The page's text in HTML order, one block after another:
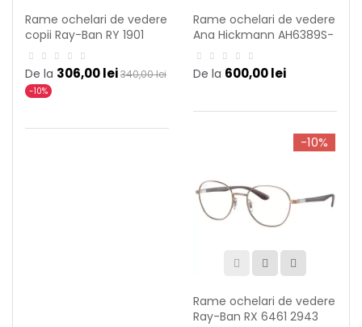
Rame ochelari de vedere
copii Ray-Ban RY 1901
3836
De la 306,00 lei340,00 lei
-10%
Rame ochelari de vedere
Ana Hickmann AH6389S-
T01
De la 600,00 lei
-10%
Rame ochelari de vedere
Ray-Ban RX 6461 2943